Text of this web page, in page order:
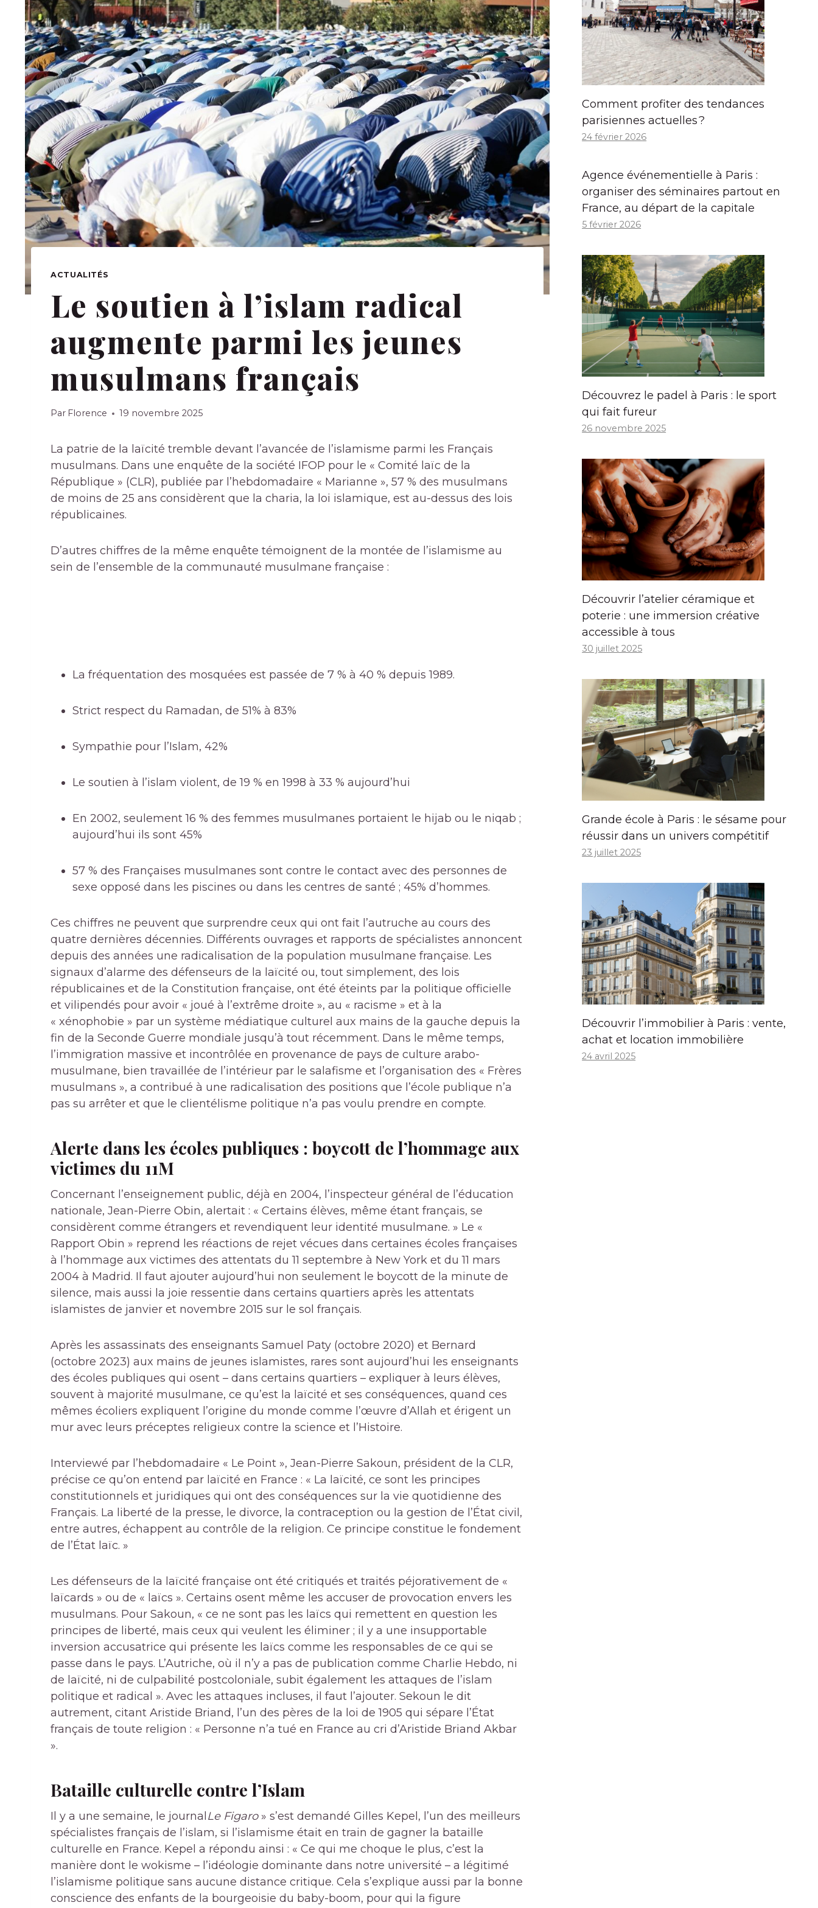
ACTUALITÉS
Le soutien à l’islam radical
augmente parmi les jeunes
musulmans français
Par Florence 19 novembre 2025
La patrie de la laïcité tremble devant l’avancée de l’islamisme parmi les Français
musulmans. Dans une enquête de la société IFOP pour le « Comité laïc de la
République » (CLR), publiée par l’hebdomadaire « Marianne », 57 % des musulmans
de moins de 25 ans considèrent que la charia, la loi islamique, est au-dessus des lois
républicaines.
D’autres chiffres de la même enquête témoignent de la montée de l’islamisme au
sein de l’ensemble de la communauté musulmane française :
La fréquentation des mosquées est passée de 7 % à 40 % depuis 1989.
Strict respect du Ramadan, de 51% à 83%
Sympathie pour l’Islam, 42%
Le soutien à l’islam violent, de 19 % en 1998 à 33 % aujourd’hui
En 2002, seulement 16 % des femmes musulmanes portaient le hijab ou le niqab ;
aujourd’hui ils sont 45%
57 % des Françaises musulmanes sont contre le contact avec des personnes de
sexe opposé dans les piscines ou dans les centres de santé ; 45% d’hommes.
Ces chiffres ne peuvent que surprendre ceux qui ont fait l’autruche au cours des
quatre dernières décennies. Différents ouvrages et rapports de spécialistes annoncent
depuis des années une radicalisation de la population musulmane française. Les
signaux d’alarme des défenseurs de la laïcité ou, tout simplement, des lois
républicaines et de la Constitution française, ont été éteints par la politique officielle
et vilipendés pour avoir « joué à l’extrême droite », au « racisme » et à la
« xénophobie » par un système médiatique culturel aux mains de la gauche depuis la
fin de la Seconde Guerre mondiale jusqu’à tout récemment. Dans le même temps,
l’immigration massive et incontrôlée en provenance de pays de culture arabo-
musulmane, bien travaillée de l’intérieur par le salafisme et l’organisation des « Frères
musulmans », a contribué à une radicalisation des positions que l’école publique n’a
pas su arrêter et que le clientélisme politique n’a pas voulu prendre en compte.
Alerte dans les écoles publiques : boycott de l’hommage aux
victimes du 11M
Concernant l’enseignement public, déjà en 2004, l’inspecteur général de l’éducation
nationale, Jean-Pierre Obin, alertait : « Certains élèves, même étant français, se
considèrent comme étrangers et revendiquent leur identité musulmane. » Le «
Rapport Obin » reprend les réactions de rejet vécues dans certaines écoles françaises
à l’hommage aux victimes des attentats du 11 septembre à New York et du 11 mars
2004 à Madrid. Il faut ajouter aujourd’hui non seulement le boycott de la minute de
silence, mais aussi la joie ressentie dans certains quartiers après les attentats
islamistes de janvier et novembre 2015 sur le sol français.
Après les assassinats des enseignants Samuel Paty (octobre 2020) et Bernard
(octobre 2023) aux mains de jeunes islamistes, rares sont aujourd’hui les enseignants
des écoles publiques qui osent – dans certains quartiers – expliquer à leurs élèves,
souvent à majorité musulmane, ce qu’est la laïcité et ses conséquences, quand ces
mêmes écoliers expliquent l’origine du monde comme l’œuvre d’Allah et érigent un
mur avec leurs préceptes religieux contre la science et l’Histoire.
Interviewé par l’hebdomadaire « Le Point », Jean-Pierre Sakoun, président de la CLR,
précise ce qu’on entend par laïcité en France : « La laïcité, ce sont les principes
constitutionnels et juridiques qui ont des conséquences sur la vie quotidienne des
Français. La liberté de la presse, le divorce, la contraception ou la gestion de l’État civil,
entre autres, échappent au contrôle de la religion. Ce principe constitue le fondement
de l’État laïc. »
Les défenseurs de la laïcité française ont été critiqués et traités péjorativement de «
laïcards » ou de « laïcs ». Certains osent même les accuser de provocation envers les
musulmans. Pour Sakoun, « ce ne sont pas les laïcs qui remettent en question les
principes de liberté, mais ceux qui veulent les éliminer ; il y a une insupportable
inversion accusatrice qui présente les laïcs comme les responsables de ce qui se
passe dans le pays. L’Autriche, où il n’y a pas de publication comme Charlie Hebdo, ni
de laïcité, ni de culpabilité postcoloniale, subit également les attaques de l’islam
politique et radical ». Avec les attaques incluses, il faut l’ajouter. Sekoun le dit
autrement, citant Aristide Briand, l’un des pères de la loi de 1905 qui sépare l’État
français de toute religion : « Personne n’a tué en France au cri d’Aristide Briand Akbar
».
Bataille culturelle contre l’Islam
Il y a une semaine, le journal Le Figaro» s’est demandé Gilles Kepel, l’un des meilleurs
spécialistes français de l’islam, si l’islamisme était en train de gagner la bataille
culturelle en France. Kepel a répondu ainsi : « Ce qui me choque le plus, c’est la
manière dont le wokisme – l’idéologie dominante dans notre université – a légitimé
l’islamisme politique sans aucune distance critique. Cela s’explique aussi par la bonne
conscience des enfants de la bourgeoisie du baby-boom, pour qui la figure
Comment profiter des tendances
parisiennes actuelles ?
24 février 2026
Agence événementielle à Paris :
organiser des séminaires partout en
France, au départ de la capitale
5 février 2026
Découvrez le padel à Paris : le sport
qui fait fureur
26 novembre 2025
Découvrir l’atelier céramique et
poterie : une immersion créative
accessible à tous
30 juillet 2025
Grande école à Paris : le sésame pour
réussir dans un univers compétitif
23 juillet 2025
Découvrir l’immobilier à Paris : vente,
achat et location immobilière
24 avril 2025